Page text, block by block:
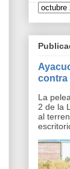
contra
La
2 de la
al